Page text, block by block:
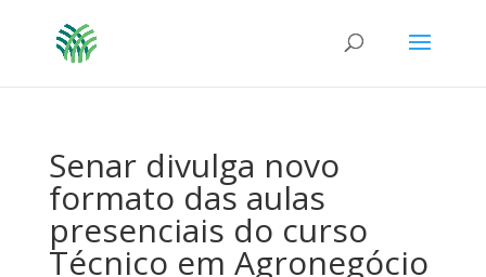
Senar divulga novo
formato das aulas
presenciais do curso
Técnico em Agronegócio